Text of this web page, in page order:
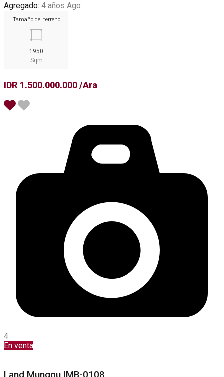
Agregado: 4 años Ago
Tamaño del terreno
1950
Sqm
IDR 1.500.000.000 /Ara
4
En venta